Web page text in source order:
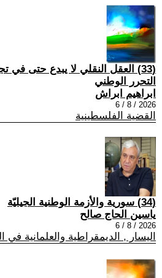
(33) العقل النقلي لا يبدع حتى
التحرر الوطني
ابراهيم ابراش
2026 / 8 / 6
القضية الفلسطينية
(34) سورية والأزمة الوطنية الجيليّة
ياسين الحاج صالح
2026 / 8 / 6
اليسار , الديمقراطية والعلمانية